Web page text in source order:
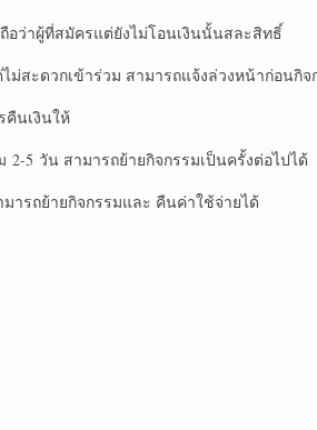
อว่าผู้ที่สมัครแต่ยังไม่โอนเงินนั้นสละสิทธิ์
ม่สะดวกเข้าร่วม สามารถแจ้งล่วงหน้าก่อนกิ
คืนเงินให้
2-5 วัน สามารถย้ายกิจกรรมเป็นครั้งต่อไปได้
ารถย้ายกิจกรรมและ คืนค่าใช้จ่ายได้